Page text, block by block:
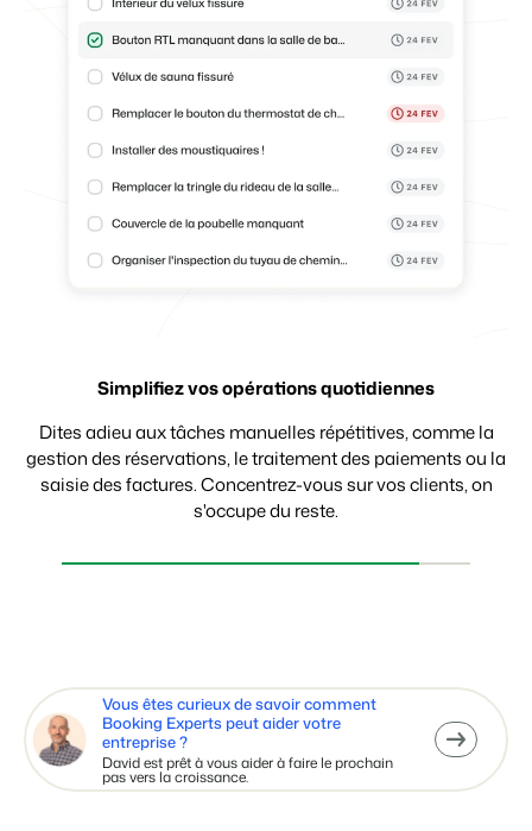
Simplifiez vos opérations quotidiennes
Dites adieu aux tâches manuelles répétitives, comme la
gestion des réservations, le traitement des paiements ou la
saisie des factures. Concentrez-vous sur vos clients, on
s'occupe du reste.
Recevez les paiements en toute simplicité
Prenez des décisions fondées sur des données
Vous êtes curieux de savoir comment
Booking Experts peut aider votre
entreprise ?
David est prêt à vous aider à faire le prochain
pas vers la croissance.